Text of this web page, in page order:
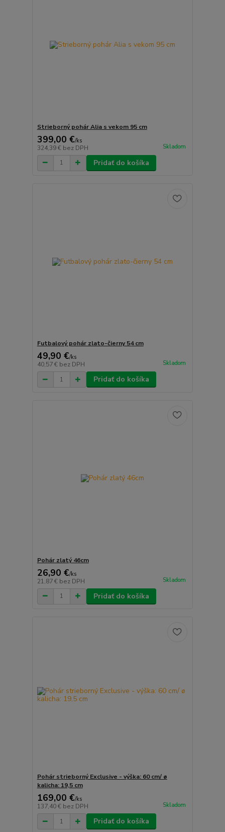
Strieborný pohár Alia s vekom 95 cm
399,00 €/ks
324,39 € bez DPH Skladom
Pridať do košíka
Futbalový pohár zlato-čierny 54 cm
49,90 €/ks
40,57 € bez DPH Skladom
Pridať do košíka
Pohár zlatý 46cm
26,90 €/ks
21,87 € bez DPH Skladom
Pridať do košíka
Pohár strieborný Exclusive - výška: 60 cm/ ø
kalicha: 19,5 cm
169,00 €/ks
137,40 € bez DPH Skladom
Pridať do košíka